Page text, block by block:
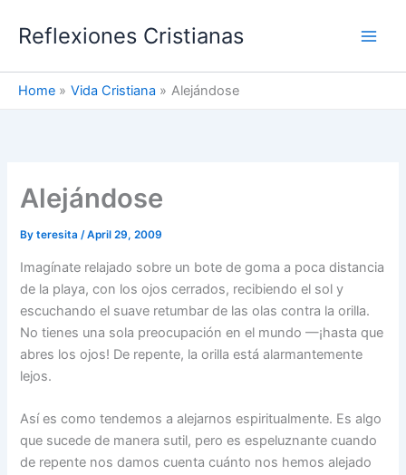
Reflexiones Cristianas
Home Vida Cristiana Alejándose
Alejándose
Byteresita/April 29, 2009
Imagínate relajado sobre un bote de goma a poca distancia
de la playa, con los ojos cerrados, recibiendo el sol y
escuchando el suave retumbar de las olas contra la orilla.
No tienes una sola preocupación en el mundo —¡hasta que
abres los ojos! De repente, la orilla está alarmantemente
lejos.
Así es como tendemos a alejarnos espiritualmente. Es algo
que sucede de manera sutil, pero es espeluznante cuando
de repente nos damos cuenta cuánto nos hemos alejado